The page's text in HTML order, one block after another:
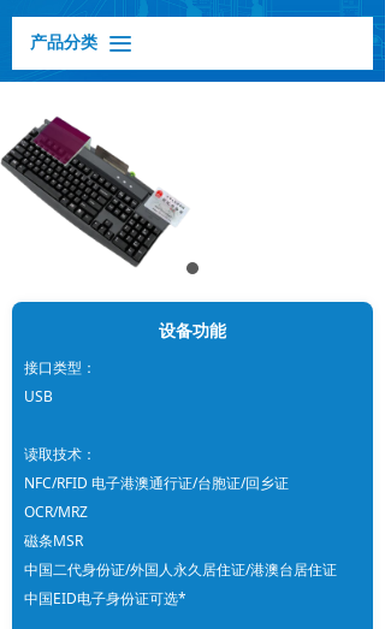
产品分类 끀
接口类型：
USB
读取技术：
NFC/RFID 电子港澳通行证/台胞证/回乡证
OCR/MRZ
磁条MSR
中国二代身份证/外国人永久居住证/港澳台居住证
中国EID电子身份证可选*
设备功能